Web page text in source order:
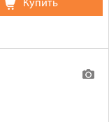
Купить